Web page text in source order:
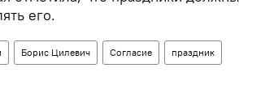
его.
Борис Цилевич Согласие праздник